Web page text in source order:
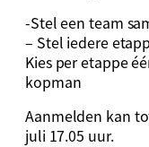
-Stel een team
– Stel iedere
Kies per etappe
kopman
Aanmelden kan
juli 17.05 uur.